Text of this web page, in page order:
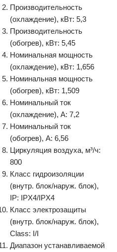
Производительность
(охлаждение), кВт: 5,3
Производительность
(обогрев), кВт: 5,45
Номинальная мощность
(охлаждение), кВт: 1,656
Номинальная мощность
(обогрев), кВт: 1,509
Номинальный ток
(охлаждение), А: 7,2
Номинальный ток
(обогрев), А: 6,56
Циркуляция воздуха, м³/ч:
800
Класс гидроизоляции
(внутр. блок/наруж. блок),
IP: IPX4/IPX4
Класс электрозащиты
(внутр. блок/наруж. блок),
Class: I/I
Диапазон устанавливаемой